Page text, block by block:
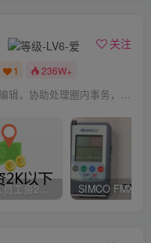
关注
1 236W+
ESD圈-静电防护门户网编辑，协助处理圈内事务，宗旨：收集整理免费分享，欢迎各位业界朋友对每篇文章进行点评，以便大家共同学习在线讨论！
ESD技术人员工资2K以下，你相信吗？